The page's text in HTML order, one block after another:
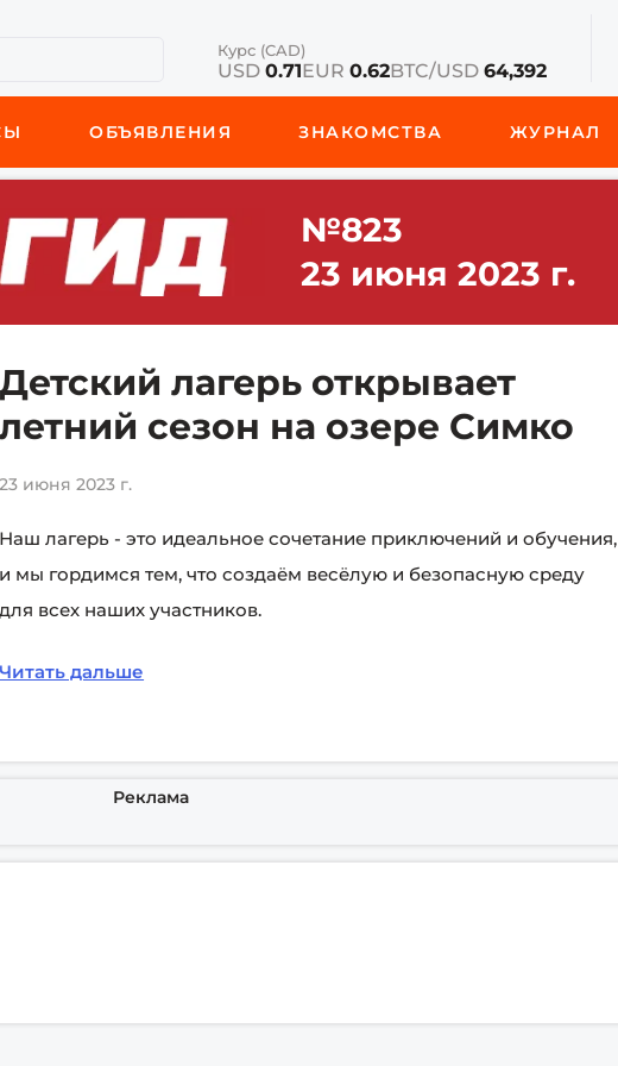
Курс (CAD)
USD 0.71EUR 0.62BTC/USD 64,392
ОБЪЯВЛЕНИЯ ЗНАКОМСТВА ЖУРНАЛ
№823
23 июня 2023 г.
Детский лагерь открывает
летний сезон на озере Симко
23 июня 2023 г.
Наш лагерь - это идеальное сочетание приключений и обучения,
и мы гордимся тем, что создаём весёлую и безопасную среду
для всех наших участников.
Читать дальше
Реклама